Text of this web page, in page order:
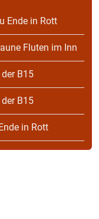
Ende in Rott
Fluten im Inn
B15
B15
in Rott